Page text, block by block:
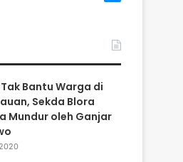
Tak Bantu Warga di
Sekda Blora
Mundur oleh Ganjar